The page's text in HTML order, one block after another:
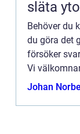
släta
Behöver du
du göra det
försöker
Vi
Johan